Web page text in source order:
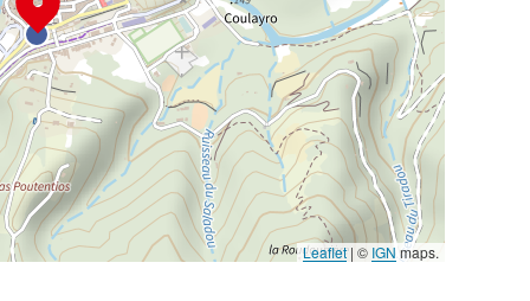
Leaflet | © IGN maps.